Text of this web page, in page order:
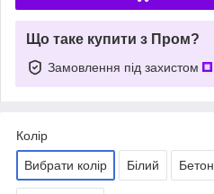
Що таке купити з Пром?
Замовлення під захистом
Колір
Вибрати колір Білий Бетон